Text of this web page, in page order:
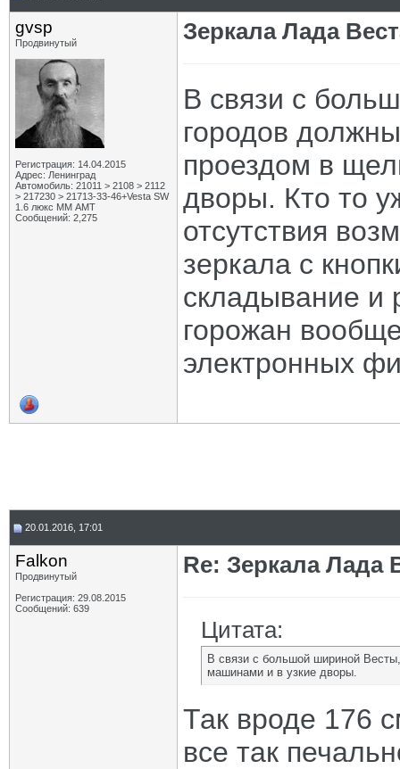
gvsp
Продвинутый
Регистрация: 14.04.2015
Адрес: Ленинград
Автомобиль: 21011 > 2108 > 2112
> 217230 > 21713-33-46+Vesta SW
1.6 люкс ММ АМТ
Сообщений: 2,275
Зеркала Лада
В связи с
городов
проездом в
дворы. Кто то
отсутствия
зеркала с
складывание и
горожан
электронных
20.01.2016, 17:01
Falkon
Продвинутый
Регистрация: 29.08.2015
Сообщений: 639
Re: Зеркала Лада
Цитата:
В связи с большой шириной
машинами и в узкие дворы.
Так вроде 176
все так